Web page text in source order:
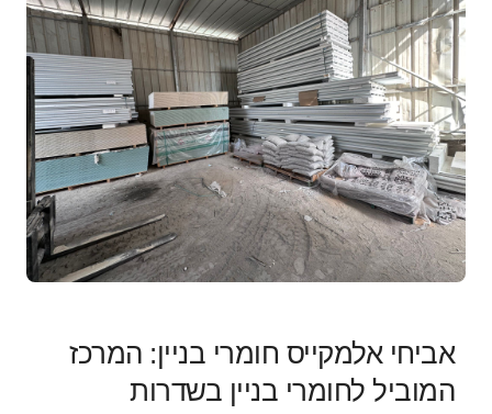
אביחי אלמקייס חומרי בניין: המרכז
המוביל לחומרי בניין בשדרות